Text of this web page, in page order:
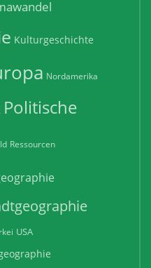
Kulturgeschichte
Nordamerika
Politische
Ressourcen
USA